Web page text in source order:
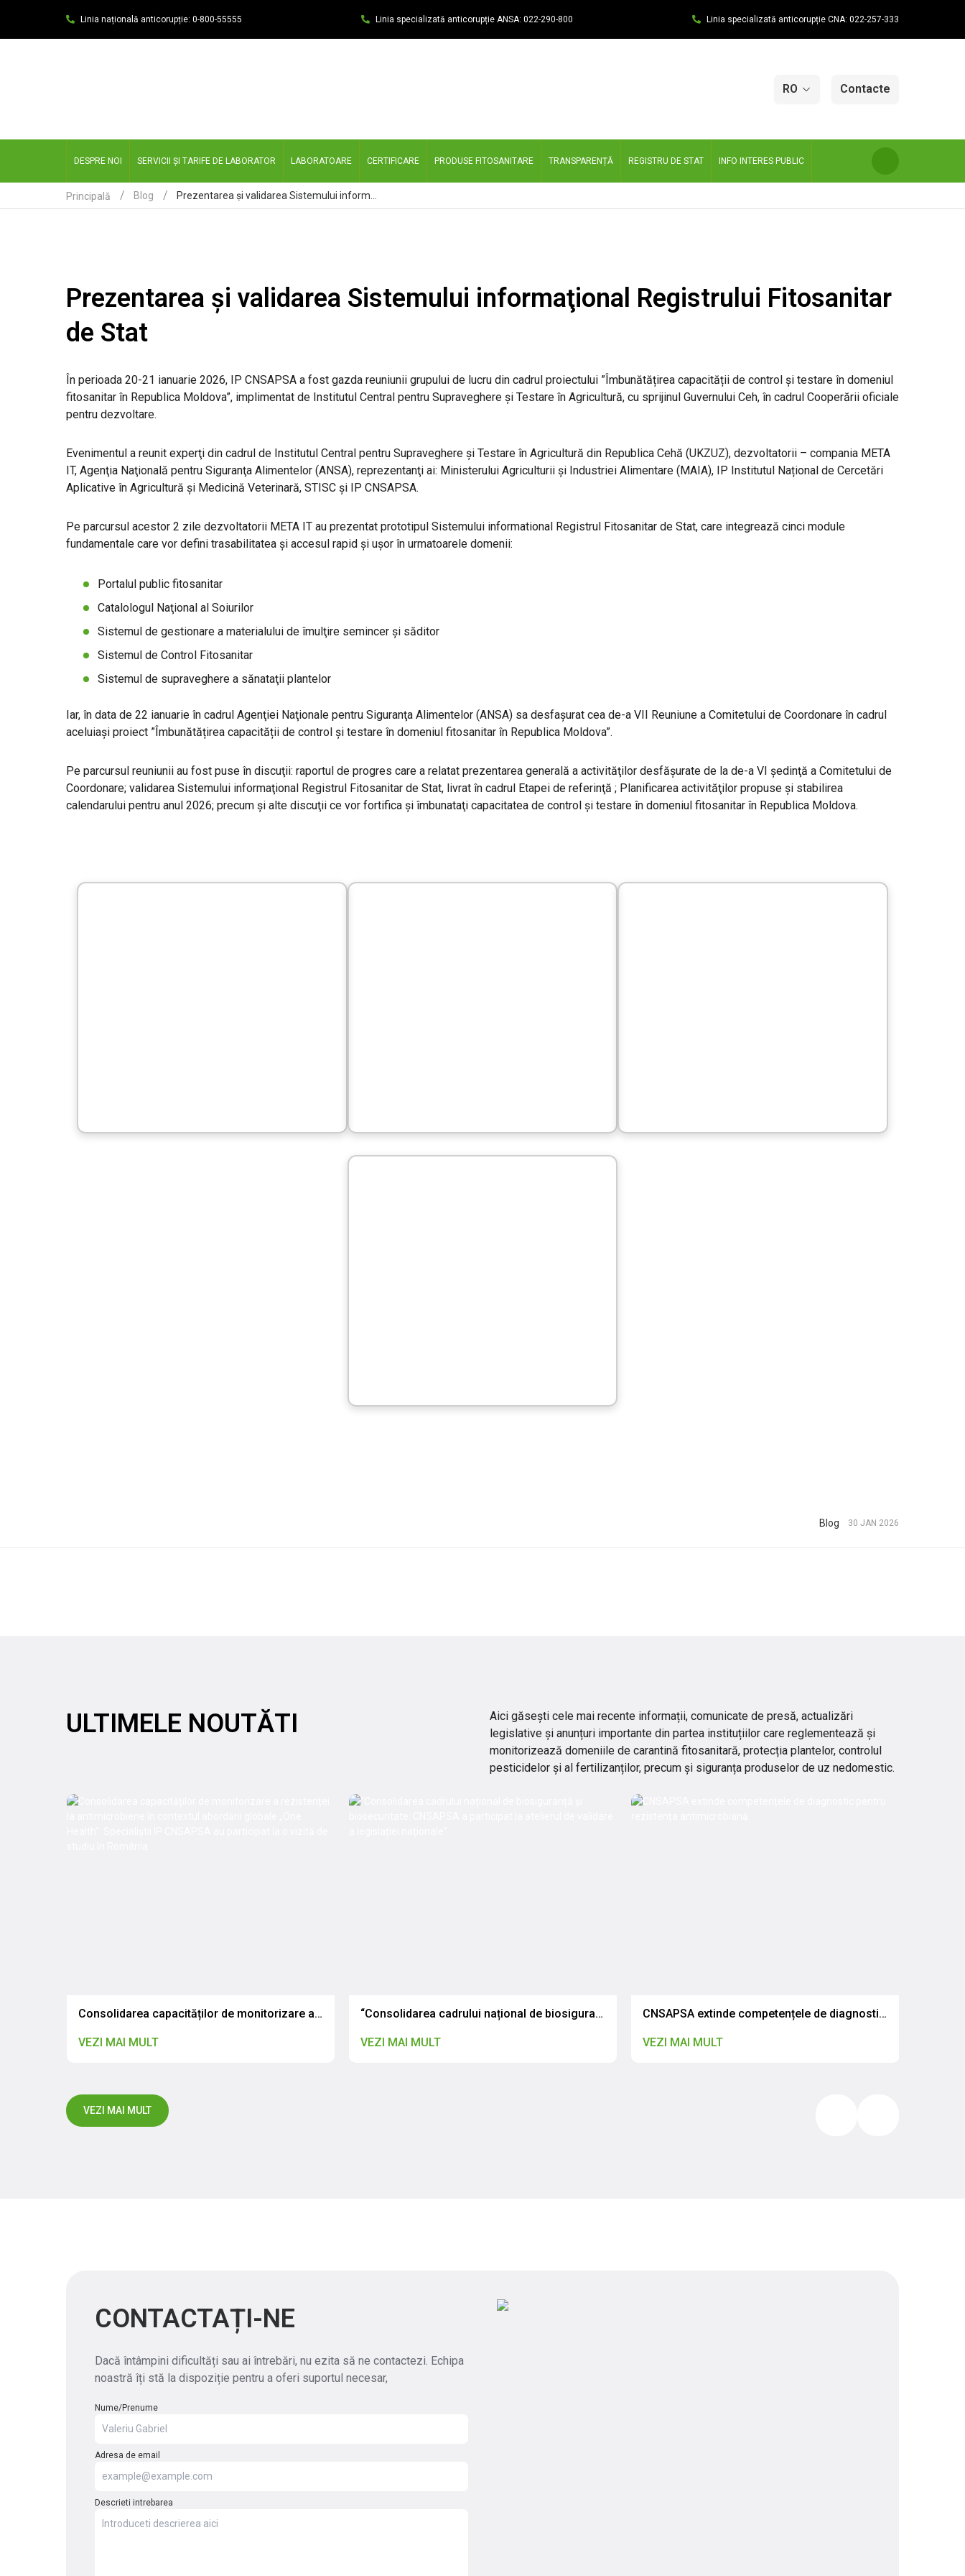
Linia națională anticorupție: 0-800-55555 Linia specializată anticorupție ANSA: 022-290-800 Linia specializată anticorupție CNA: 022-257-333
RO Contacte
DESPRE NOI SERVICII ȘI TARIFE DE LABORATOR LABORATOARE CERTIFICARE PRODUSE FITOSANITARE TRANSPARENȚĂ REGISTRU DE STAT INFO INTERES PUBLIC
Principală Blog
Prezentarea şi validarea Sistemului informaţional Registrului Fitosanitar
de Stat
În perioada 20-21 ianuarie 2026, IP CNSAPSA a fost gazda reuniunii grupului de lucru din cadrul proiectului ”Îmbunătățirea capacității de control și testare în domeniul
fitosanitar în Republica Moldova”, implimentat de Institutul Central pentru Supraveghere și Testare în Agricultură, cu sprijinul Guvernului Ceh, în cadrul Cooperării oficiale
pentru dezvoltare.
Evenimentul a reunit experţi din cadrul de Institutul Central pentru Supraveghere și Testare în Agricultură din Republica Cehă (UKZUZ), dezvoltatorii – compania META
IT, Agenţia Naţională pentru Siguranţa Alimentelor (ANSA), reprezentanţi ai: Ministerului Agriculturii și Industriei Alimentare (MAIA), IP Institutul Național de Cercetări
Aplicative în Agricultură și Medicină Veterinară, STISC şi IP CNSAPSA.
Pe parcursul acestor 2 zile dezvoltatorii META IT au prezentat prototipul Sistemului informational Registrul Fitosanitar de Stat, care integrează cinci module
fundamentale care vor defini trasabilitatea şi accesul rapid şi uşor în urmatoarele domenii:
Portalul public fitosanitar
Catalologul Naţional al Soiurilor
Sistemul de gestionare a materialului de îmulţire semincer şi săditor
Sistemul de Control Fitosanitar
Sistemul de supraveghere a sănataţii plantelor
Iar, în data de 22 ianuarie în cadrul Agenţiei Naţionale pentru Siguranţa Alimentelor (ANSA) sa desfaşurat cea de-a VII Reuniune a Comitetului de Coordonare în cadrul
aceluiaşi proiect ”Îmbunătățirea capacității de control și testare în domeniul fitosanitar în Republica Moldova”.
Pe parcursul reuniunii au fost puse în discuţii: raportul de progres care a relatat prezentarea generală a activităţilor desfăşurate de la de-a VI şedinţă a Comitetului de
Coordonare; validarea Sistemului informaţional Registrul Fitosanitar de Stat, livrat în cadrul Etapei de referinţă ; Planificarea activităţilor propuse şi stabilirea
calendarului pentru anul 2026; precum şi alte discuţii ce vor fortifica şi îmbunataţi capacitatea de control şi testare în domeniul fitosanitar în Republica Moldova.
Blog 30 JAN 2026
ULTIMELE NOUTĂTI
Aici găsești cele mai recente informații, comunicate de presă, actualizări
legislative și anunțuri importante din partea instituțiilor care reglementează și
monitorizează domeniile de carantină fitosanitară, protecția plantelor, controlul
pesticidelor și al fertilizanților, precum și siguranța produselor de uz nedomestic.
Consolidarea capacităților de monitorizare a rezistenței la antimicrobiene în contextul abordării globale „One Health”: Specialiștii IP CNSAPSA au participat la o vizită de studiu în România
VEZI MAI MULT
“Consolidarea cadrului național de biosiguranță și biosecuritate: CNSAPSA a participat la atelierul de validare a legislației naționale”
VEZI MAI MULT
CNSAPSA extinde competențele de diagnostic pentru rezistența antimicrobiană
VEZI MAI MULT
VEZI MAI MULT
CONTACTAȚI-NE
Dacă întâmpini dificultăți sau ai întrebări, nu ezita să ne contactezi. Echipa
noastră îți stă la dispoziție pentru a oferi suportul necesar,
Nume/Prenume
Adresa de email
Descrieti intrebarea